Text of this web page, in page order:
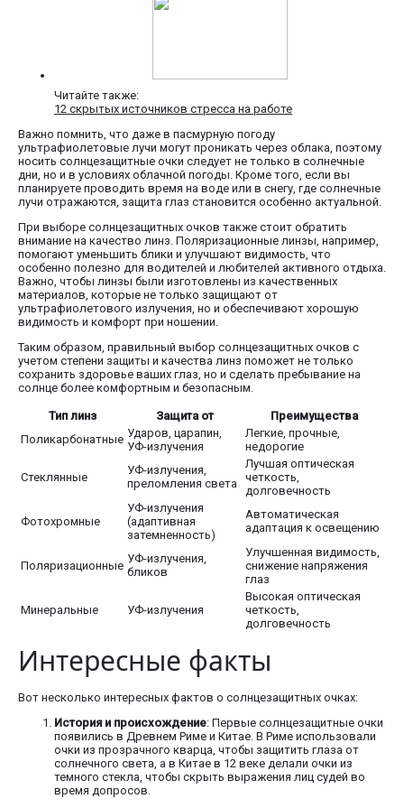
Читайте также:
12 скрытых источников стресса на работе
Важно помнить, что даже в пасмурную погоду
ультрафиолетовые лучи могут проникать через облака, поэтому
носить солнцезащитные очки следует не только в солнечные
дни, но и в условиях облачной погоды. Кроме того, если вы
планируете проводить время на воде или в снегу, где солнечные
лучи отражаются, защита глаз становится особенно актуальной.
При выборе солнцезащитных очков также стоит обратить
внимание на качество линз. Поляризационные линзы, например,
помогают уменьшить блики и улучшают видимость, что
особенно полезно для водителей и любителей активного отдыха.
Важно, чтобы линзы были изготовлены из качественных
материалов, которые не только защищают от
ультрафиолетового излучения, но и обеспечивают хорошую
видимость и комфорт при ношении.
Таким образом, правильный выбор солнцезащитных очков с
учетом степени защиты и качества линз поможет не только
сохранить здоровье ваших глаз, но и сделать пребывание на
солнце более комфортным и безопасным.
Тип линз Защита от
Преимущества
Поликарбонатные Ударов, царапин,
УФ-излучения
Легкие, прочные,
недорогие
Стеклянные
УФ-излучения,
преломления света
Лучшая оптическая
четкость,
долговечность
Фотохромные
УФ-излучения
(адаптивная
затемненность)
Автоматическая
адаптация к освещению
Поляризационные
УФ-излучения,
бликов
Улучшенная видимость,
снижение напряжения
глаз
Минеральные УФ-излучения
Высокая оптическая
четкость,
долговечность
Интересные факты
Вот несколько интересных фактов о солнцезащитных очках:
История и происхождение: Первые солнцезащитные очки
появились в Древнем Риме и Китае. В Риме использовали
очки из прозрачного кварца, чтобы защитить глаза от
солнечного света, а в Китае в 12 веке делали очки из
темного стекла, чтобы скрыть выражения лиц судей во
время допросов.